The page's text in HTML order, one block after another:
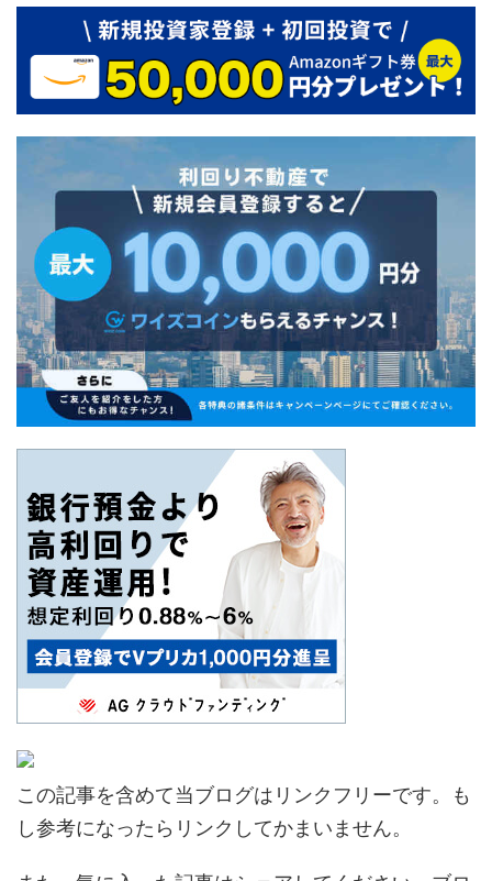
この記事を含めて当ブログはリンクフリーです。も
し参考になったらリンクしてかまいません。